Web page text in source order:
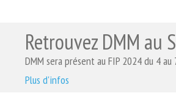
Retrouvez DMM au
DMM sera présent au FIP 2024 du 4
Plus d'infos